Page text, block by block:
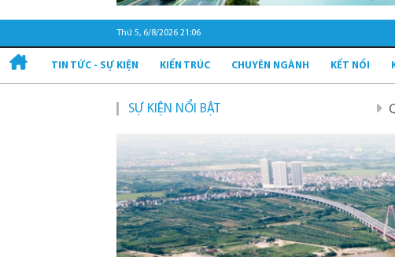
Thứ 5, 6/8/2026 21:07
TIN TỨC - SỰ KIỆN KIẾN TRÚC CHUYÊN NGÀNH KẾT NỐI
SỰ KIỆN NỔI BẬT Quy hoạch